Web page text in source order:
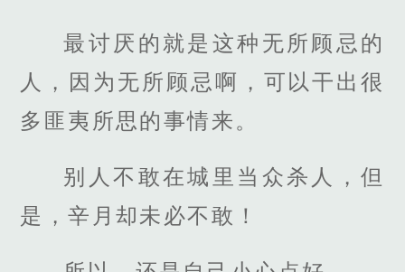
最讨厌的就是这种无所顾忌的
人，因为无所顾忌啊，可以干出很
多匪夷所思的事情来。
别人不敢在城里当众杀人，但
是，辛月却未必不敢！